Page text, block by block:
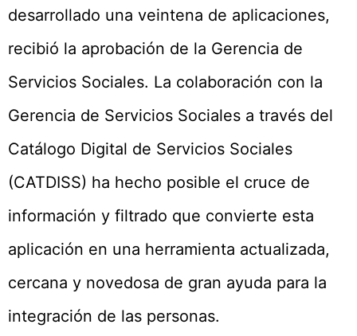
desarrollado una veintena de aplicaciones,
recibió la aprobación de la Gerencia de
Servicios Sociales. La colaboración con la
Gerencia de Servicios Sociales a través del
Catálogo Digital de Servicios Sociales
(CATDISS) ha hecho posible el cruce de
información y filtrado que convierte esta
aplicación en una herramienta actualizada,
cercana y novedosa de gran ayuda para la
integración de las personas.